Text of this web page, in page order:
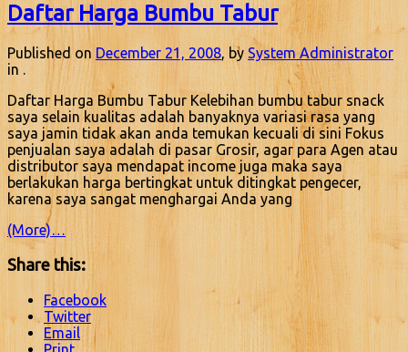
Daftar Harga Bumbu Tabur
Published on December 21, 2008, by System Administrator
in .
Daftar Harga Bumbu Tabur Kelebihan bumbu tabur snack
saya selain kualitas adalah banyaknya variasi rasa yang
saya jamin tidak akan anda temukan kecuali di sini Fokus
penjualan saya adalah di pasar Grosir, agar para Agen atau
distributor saya mendapat income juga maka saya
berlakukan harga bertingkat untuk ditingkat pengecer,
karena saya sangat menghargai Anda yang
(More)…
Share this:
Facebook
Twitter
Email